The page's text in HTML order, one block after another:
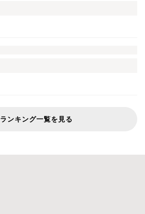
ランキング一覧を見る